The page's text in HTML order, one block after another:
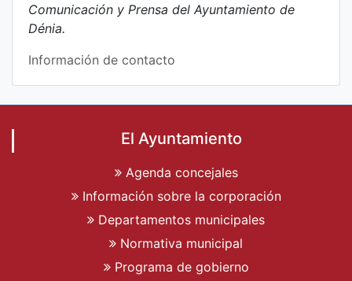
Comunicación y Prensa del Ayuntamiento de
Dénia.
Información de contacto
El Ayuntamiento
Agenda concejales
Información sobre la corporación
Departamentos municipales
Normativa municipal
Programa de gobierno